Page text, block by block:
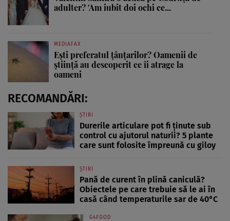
adulter? 'Am iubit doi ochi ce...
MEDIAFAX
Ești preferatul țânțarilor? Oamenii de
știință au descoperit ce îi atrage la
oameni
RECOMANDĂRI:
ȘTIRI
Durerile articulare pot fi ținute sub
control cu ajutorul naturii? 5 plante
care sunt folosite împreună cu giloy
ȘTIRI
Pană de curent în plină caniculă?
Obiectele pe care trebuie să le ai în
casă când temperaturile sar de 40°C
G4FOOD